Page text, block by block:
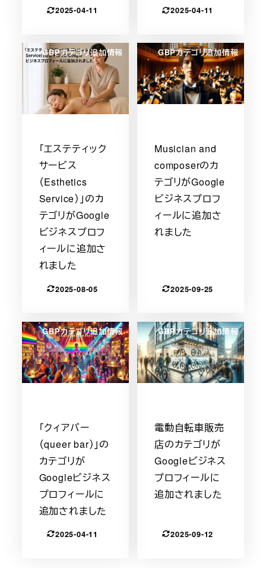
2025-04-11 2025-04-11
GBPカテゴリ追加情報
「エステティック
サービス
（Esthetics
Service）」のカ
テゴリがGoogle
ビジネスプロフ
ィールに追加さ
れました
2025-08-05
GBPカテゴリ追加情報
Musician and
composerのカ
テゴリがGoogle
ビジネスプロフ
ィールに追加さ
れました
2025-09-25
GBPカテゴリ追加情報
「クィアバー
（queer bar）」の
カテゴリが
Googleビジネス
プロフィールに
追加されました
2025-04-11
GBPカテゴリ追加情報
電動自転車販売
店のカテゴリが
Googleビジネス
プロフィールに
追加されました
2025-09-12